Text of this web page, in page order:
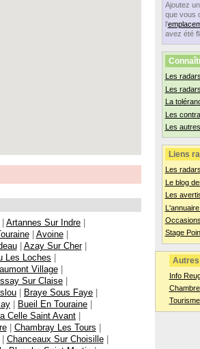
Ajoutez un
que vous
l'
avez été
Les
Les
La
Les
Les
Liens
Les
Le blog
Les
Stage
Info
Artannes Sur Indre
| Avoine|
| Azay Sur Cher|
Les Loches
Village|
Sur Claise
Braye Sous Faye
Bueil En Touraine
Celle Saint Avant
| Chambray Les Tours
Chanceaux Sur Choisille|